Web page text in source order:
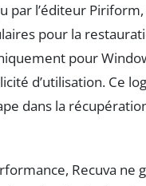
par l’éditeur
pour la
pour
d’utilisation. Ce
dans la
Recuva ne